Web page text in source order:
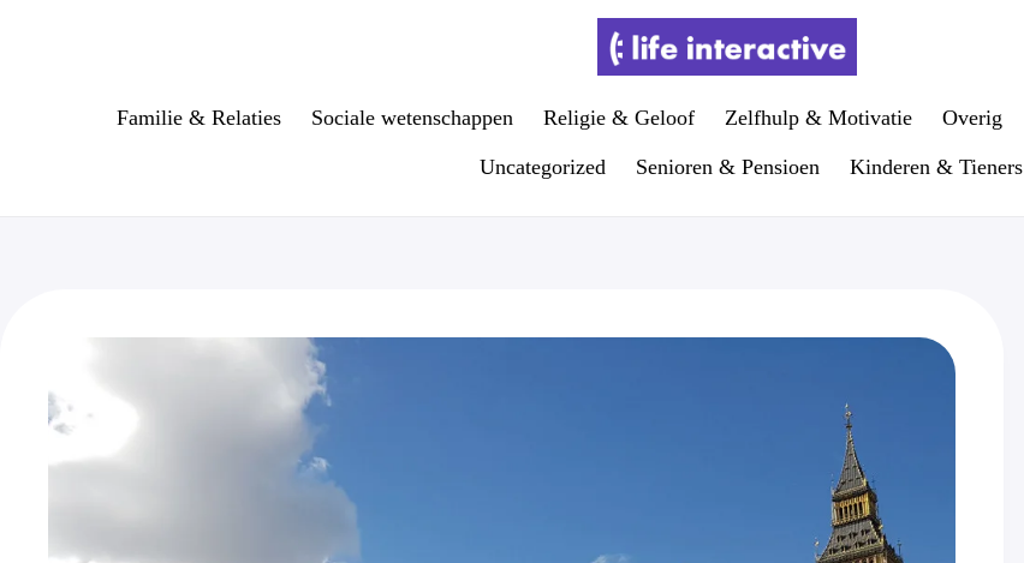
Familie & Relaties Sociale wetenschappen Religie & Geloof Zelfhulp & Motivatie Overig
Uncategorized Senioren & Pensioen Kinderen & Tieners